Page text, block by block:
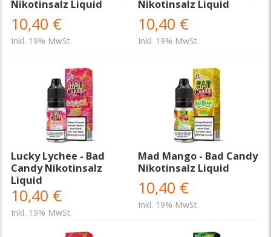
Nikotinsalz Liquid
10,40 €
Inkl. 19% MwSt.
Nikotinsalz Liquid
10,40 €
Inkl. 19% MwSt.
Lucky Lychee - Bad
Candy Nikotinsalz
Liquid
10,40 €
Inkl. 19% MwSt.
Mad Mango - Bad Candy
Nikotinsalz Liquid
10,40 €
Inkl. 19% MwSt.